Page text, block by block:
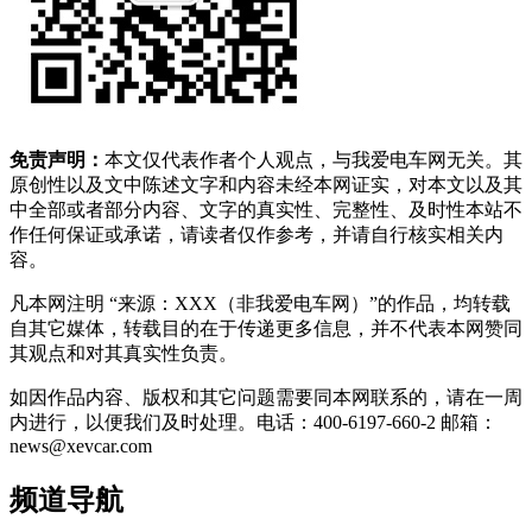
免责声明： 本文仅代表作者个人观点，与我爱电车网无关。其
原创性以及文中陈述文字和内容未经本网证实，对本文以及其
中全部或者部分内容、文字的真实性、完整性、及时性本站不
作任何保证或承诺，请读者仅作参考，并请自行核实相关内
容。
凡本网注明 “来源：XXX（非我爱电车网）”的作品，均转载
自其它媒体，转载目的在于传递更多信息，并不代表本网赞同
其观点和对其真实性负责。
如因作品内容、版权和其它问题需要同本网联系的，请在一周
内进行，以便我们及时处理。电话：400-6197-660-2 邮箱：
news@xevcar.com
频道导航